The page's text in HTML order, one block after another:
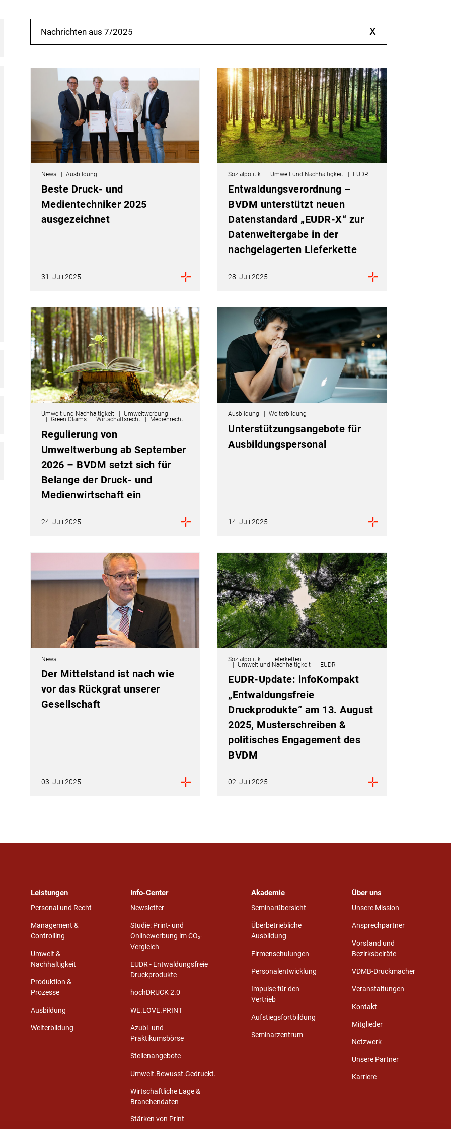
Nachrichten aus 7/2025 x
News Ausbildung
Beste Druck- und
Medientechniker 2025
ausgezeichnet
31. Juli 2025
Sozialpolitik Umwelt und Nachhaltigkeit EUDR
Entwaldungsverordnung –
BVDM unterstützt neuen
Datenstandard „EUDR-X“ zur
Datenweitergabe in der
nachgelagerten Lieferkette
28. Juli 2025
Umwelt und Nachhaltigkeit Umweltwerbung
Green Claims Wirtschaftsrecht Medienrecht
Regulierung von
Umweltwerbung ab September
2026 – BVDM setzt sich für
Belange der Druck- und
Medienwirtschaft ein
24. Juli 2025
Ausbildung Weiterbildung
Unterstützungsangebote für
Ausbildungspersonal
14. Juli 2025
News
Der Mittelstand ist nach wie
vor das Rückgrat unserer
Gesellschaft
03. Juli 2025
Sozialpolitik Lieferketten
Umwelt und Nachhaltigkeit EUDR
EUDR-Update: infoKompakt
„Entwaldungsfreie
Druckprodukte“ am 13. August
2025, Musterschreiben &
politisches Engagement des
BVDM
02. Juli 2025
Leistungen
Personal und Recht
Management &
Controlling
Umwelt &
Nachhaltigkeit
Produktion &
Prozesse
Ausbildung
Weiterbildung
Info-Center
Newsletter
Studie: Print- und
Onlinewerbung im CO₂-
Vergleich
EUDR - Entwaldungsfreie
Druckprodukte
hochDRUCK 2.0
WE.LOVE.PRINT
Azubi- und
Praktikumsbörse
Stellenangebote
Umwelt.Bewusst.Gedruckt.
Wirtschaftliche Lage &
Branchendaten
Stärken von Print
Akademie
Seminarübersicht
Überbetriebliche
Ausbildung
Firmenschulungen
Personalentwicklung
Impulse für den
Vertrieb
Aufstiegsfortbildung
Seminarzentrum
Über uns
Unsere Mission
Ansprechpartner
Vorstand und
Bezirksbeiräte
VDMB-Druckmacher
Veranstaltungen
Kontakt
Mitglieder
Netzwerk
Unsere Partner
Karriere